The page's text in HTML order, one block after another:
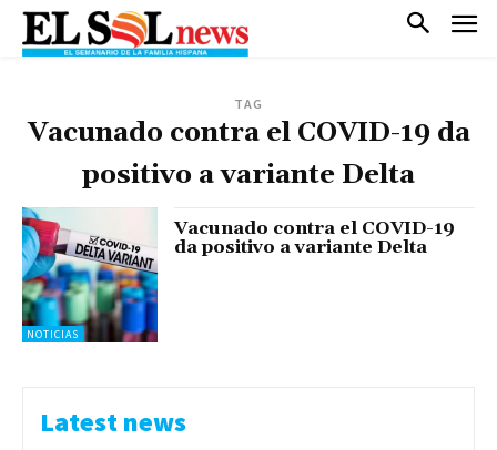
TAG
Vacunado contra el COVID-19 da
positivo a variante Delta
NOTICIAS
Vacunado contra el COVID-19
da positivo a variante Delta
Latest news